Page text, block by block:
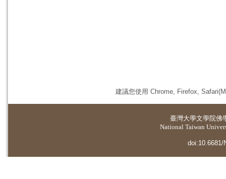
建議您使用 Chrome, Firefox,
臺灣大學文學院佛
National Taiwan
doi:10.6681/